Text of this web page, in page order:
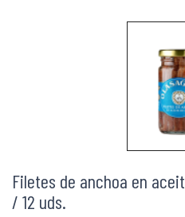
Filetes de anchoa en
/ 12 uds.